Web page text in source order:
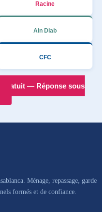
Racine
Ain Diab
CFC
gratuit — Réponse sous
Ménage, repassage, garde
formés et de confiance.